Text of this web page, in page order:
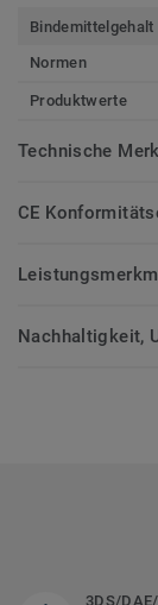
Bindemittelgehalt
Normen
Produktwerte
Technische
CE
Nachhaltigkeit,
3DS/